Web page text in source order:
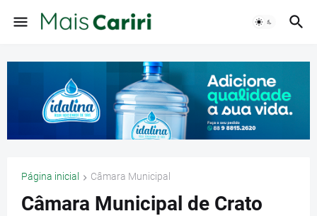
Página inicial Câmara Municipal
Câmara Municipal de Crato